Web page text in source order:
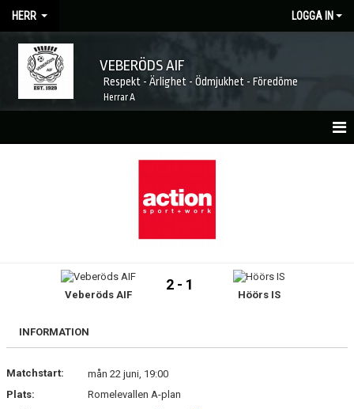
HERR LOGGA IN
VEBERÖDS AIF
Respekt - Ärlighet - Ödmjukhet - Föredöme
Herrar A
LAGETS SPONSORER
KONTAKT
Veberöds AIF
2 - 1
Höörs IS
INFORMATION
Matchstart:
mån 22 juni, 19:00
Plats:
Romelevallen A-plan